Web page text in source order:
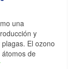
una
y
El ozono
de